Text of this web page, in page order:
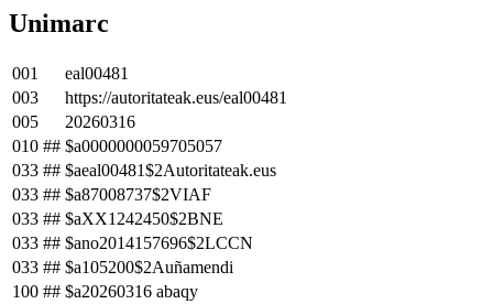
Unimarc
001
eal00481
003
https://autoritateak.eus/eal00481
005
20260316
010 ## $a0000000059705057
033 ## $aeal00481$2Autoritateak.eus
033 ## $a87008737$2VIAF
033 ## $aXX1242450$2BNE
033 ## $ano2014157696$2LCCN
033 ## $a105200$2Auñamendi
100 ## $a20260316 abaqy